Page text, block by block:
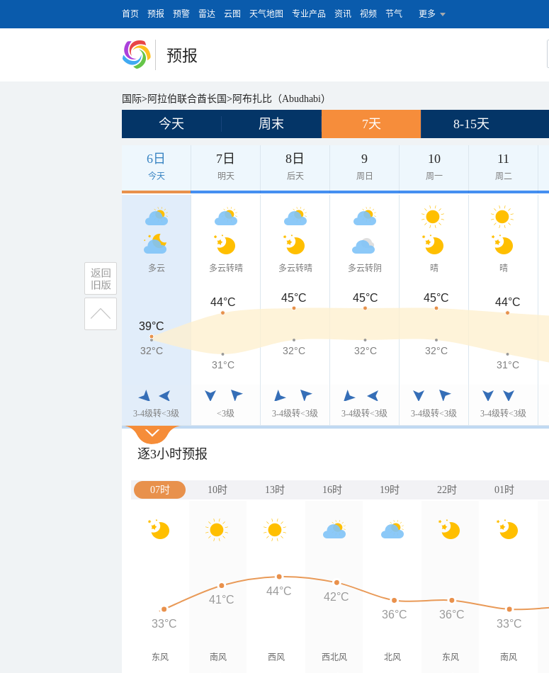
首页 预报 预警 雷达 云图 天气地图 专业产品 资讯 视频 节气 更多
预报
国际> 阿拉伯联合酋长国 > 阿布扎比（Abudhabi）
今天 周末 7天 8-15天
6日
今天
7日
明天
8日
后天
9
周日
10
周一
11
周二
多云
3-4级转<3级
多云转晴
<3级
多云转晴
3-4级转<3级
多云转阴
3-4级转<3级
晴
3-4级转<3级
晴
3-4级转<3级
39°C
39°C
44°C 45°C 45°C 45°C 44°C
32°C
32°C
31°C
32°C 32°C
32°C
31°C
逐3小时预报
07时 10时 13时 16时 19时 22时 01时
东风 南风 西风 西北风 北风 东风 南风
33°C
41°C
44°C
42°C
36°C
36°C
33°C